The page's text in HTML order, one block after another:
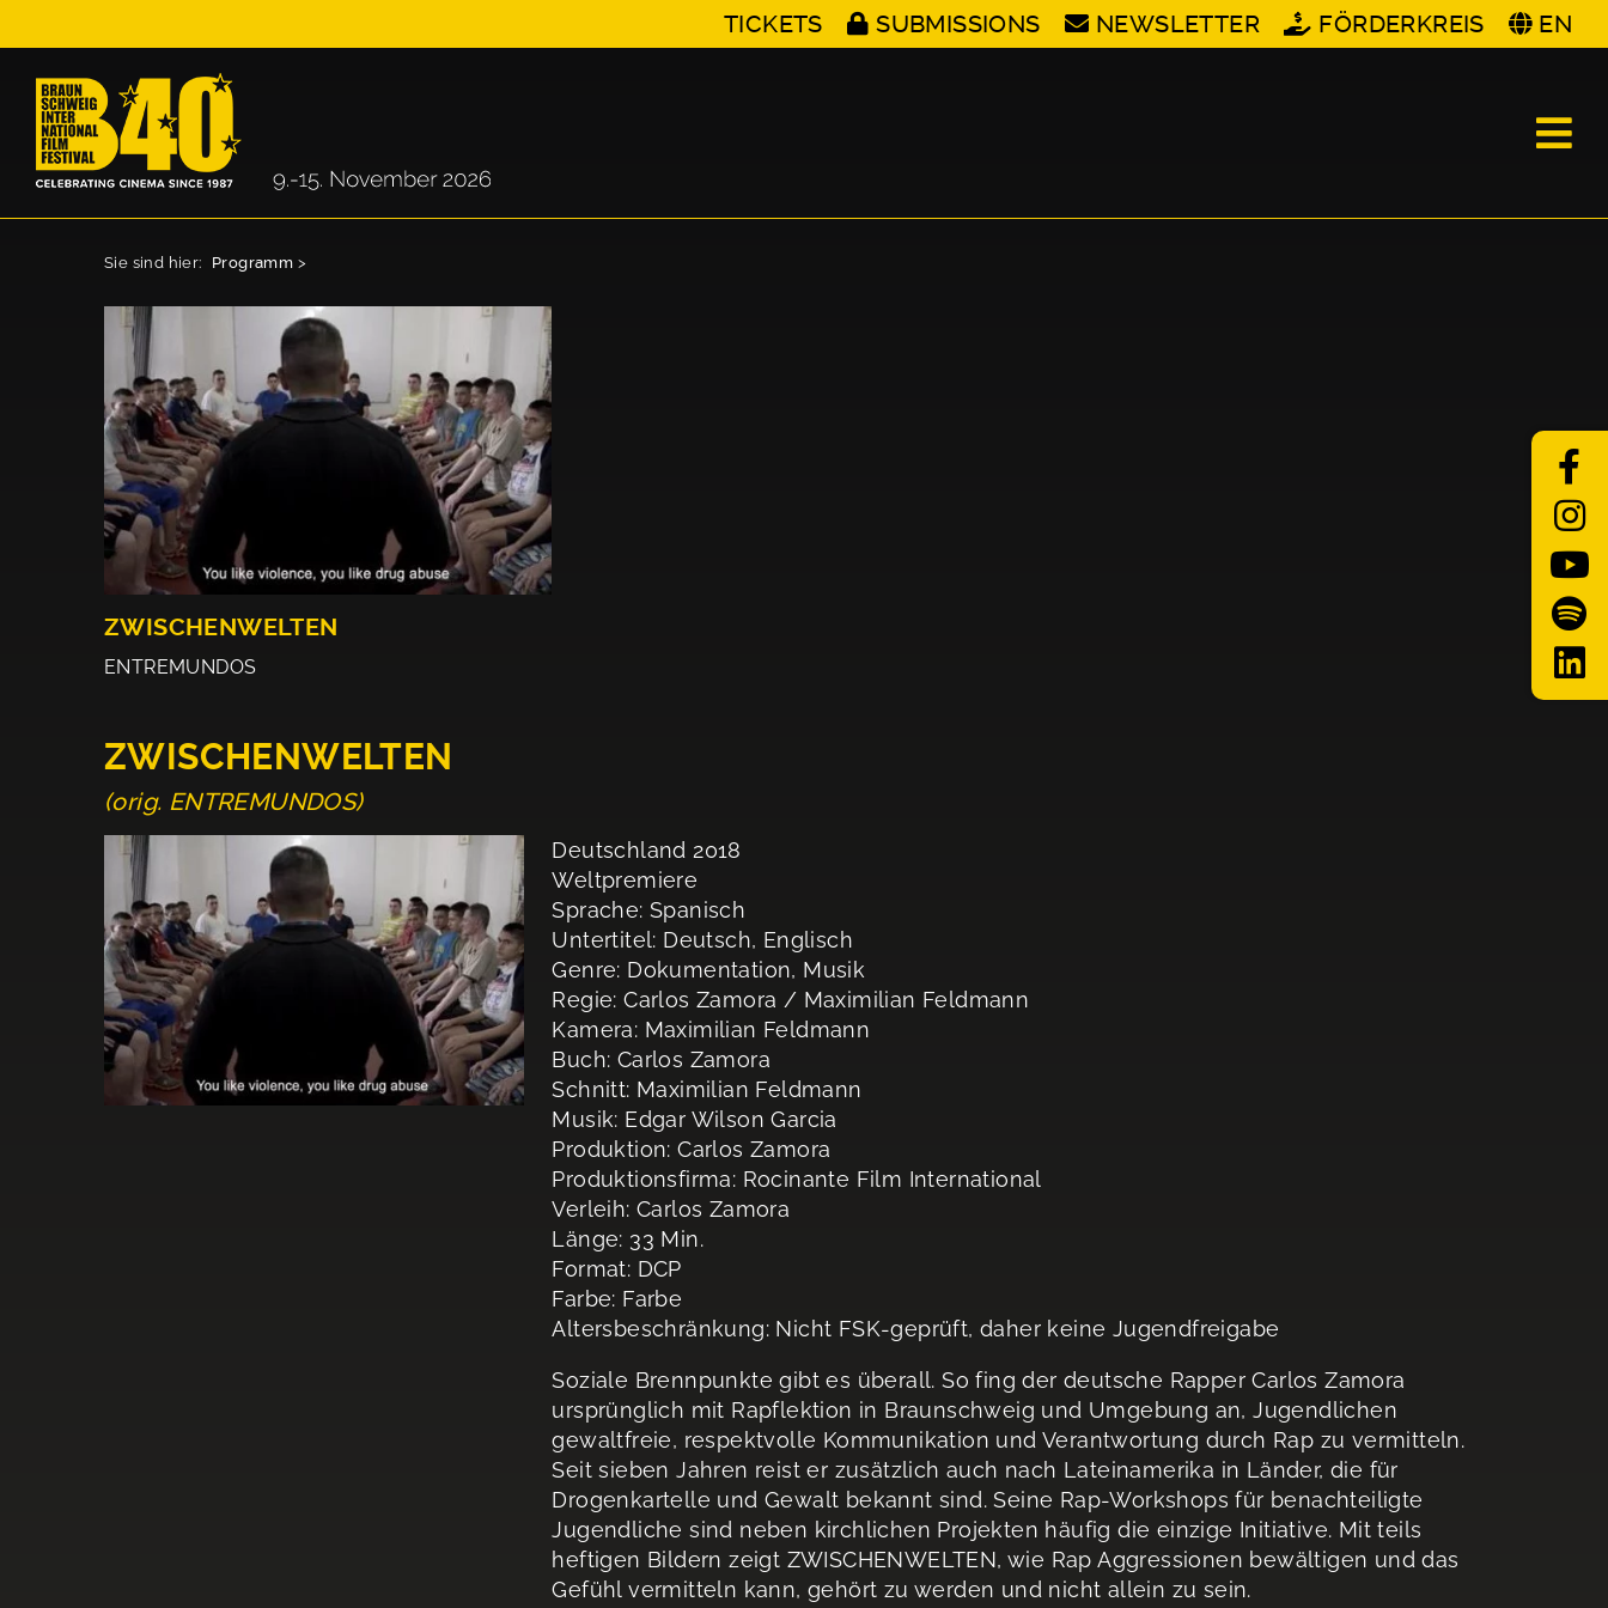
TICKETS SUBMISSIONS NEWSLETTER FÖRDERKREIS EN
Sie sind hier: Programm >
ZWISCHENWELTEN
ENTREMUNDOS
ZWISCHENWELTEN
(orig. ENTREMUNDOS)
Deutschland 2018
Weltpremiere
Sprache: Spanisch
Untertitel: Deutsch, Englisch
Genre: Dokumentation, Musik
Regie: Carlos Zamora / Maximilian Feldmann
Kamera: Maximilian Feldmann
Buch: Carlos Zamora
Schnitt: Maximilian Feldmann
Musik: Edgar Wilson Garcia
Produktion: Carlos Zamora
Produktionsfirma: Rocinante Film International
Verleih: Carlos Zamora
Länge: 33 Min.
Format: DCP
Farbe: Farbe
Altersbeschränkung: Nicht FSK-geprüft, daher keine Jugendfreigabe
Soziale Brennpunkte gibt es überall. So fing der deutsche Rapper Carlos Zamora
ursprünglich mit Rapflektion in Braunschweig und Umgebung an, Jugendlichen
gewaltfreie, respektvolle Kommunikation und Verantwortung durch Rap zu vermitteln.
Seit sieben Jahren reist er zusätzlich auch nach Lateinamerika in Länder, die für
Drogenkartelle und Gewalt bekannt sind. Seine Rap-Workshops für benachteiligte
Jugendliche sind neben kirchlichen Projekten häufig die einzige Initiative. Mit teils
heftigen Bildern zeigt ZWISCHENWELTEN, wie Rap Aggressionen bewältigen und das
Gefühl vermitteln kann, gehört zu werden und nicht allein zu sein.